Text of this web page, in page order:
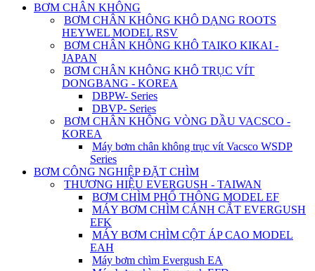
BƠM CHÂN KHÔNG
BƠM CHÂN KHÔNG KHÔ DẠNG ROOTS
HEYWEL MODEL RSV
BƠM CHÂN KHÔNG KHÔ TAIKO KIKAI -
JAPAN
BƠM CHÂN KHÔNG KHÔ TRỤC VÍT
DONGBANG - KOREA
DBPW- Series
DBVP- Series
BƠM CHÂN KHÔNG VÒNG DẦU VACSCO -
KOREA
Máy bơm chân không trục vít Vacsco WSDP
Series
BƠM CÔNG NGHIỆP ĐẶT CHÌM
THƯƠNG HIỆU EVERGUSH - TAIWAN
BƠM CHÌM PHỔ THÔNG MODEL EF
MÁY BƠM CHÌM CÁNH CẮT EVERGUSH
EFK
MÁY BƠM CHÌM CỘT ÁP CAO MODEL
EAH
Máy bơm chìm Evergush EA